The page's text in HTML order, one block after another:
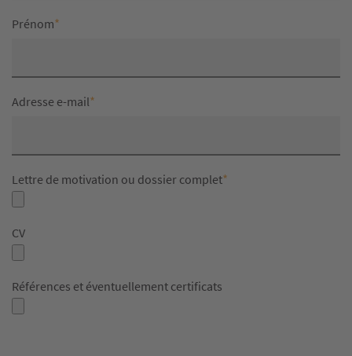
Prénom*
Adresse e-mail*
Lettre de motivation ou dossier complet*
CV
Références et éventuellement certificats